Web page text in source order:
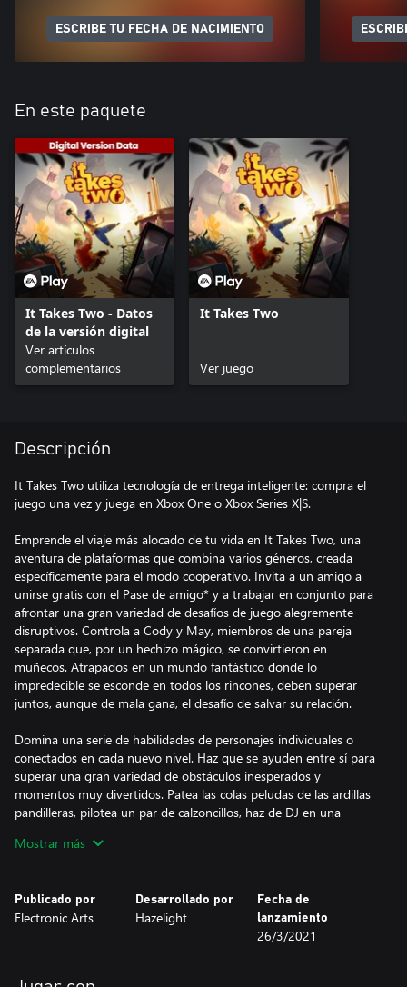
ESCRIBE TU FECHA DE NACIMIENTO
En este paquete
It Takes Two - Datos
de la versión digital
Ver artículos
complementarios
It Takes Two
Ver juego
Descripción
It Takes Two utiliza tecnología de entrega inteligente: compra el
juego una vez y juega en Xbox One o Xbox Series X|S.
Emprende el viaje más alocado de tu vida en It Takes Two, una
aventura de plataformas que combina varios géneros, creada
específicamente para el modo cooperativo. Invita a un amigo a
unirse gratis con el Pase de amigo* y a trabajar en conjunto para
afrontar una gran variedad de desafíos de juego alegremente
disruptivos. Controla a Cody y May, miembros de una pareja
separada que, por un hechizo mágico, se convirtieron en
muñecos. Atrapados en un mundo fantástico donde lo
impredecible se esconde en todos los rincones, deben superar
juntos, aunque de mala gana, el desafío de salvar su relación.
Domina una serie de habilidades de personajes individuales o
conectados en cada nuevo nivel. Haz que se ayuden entre sí para
superar una gran variedad de obstáculos inesperados y
momentos muy divertidos. Patea las colas peludas de las ardillas
pandilleras, pilotea un par de calzoncillos, haz de DJ en una
mágico. Sé parte de esta historia conmovedora y divertidísima, en
It Takes Two es desarrollado por el premiado estudio Hazelight,
líder en la industria de los juegos cooperativos. Van a emprender
Mostrar más
Publicado por
Electronic Arts
Desarrollado por
Hazelight
Fecha de
lanzamiento
26/3/2021